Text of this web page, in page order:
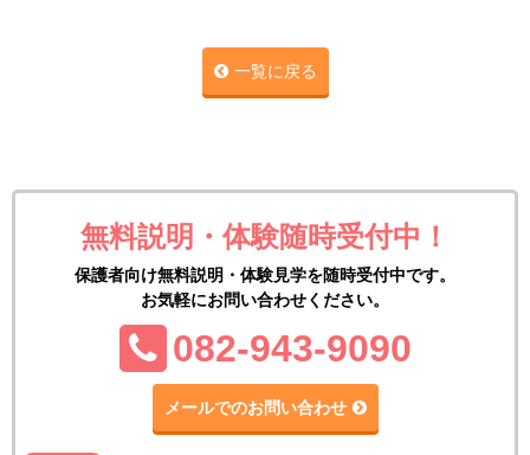
一覧に戻る
無料説明・体験随時受付中！
保護者向け無料説明・体験見学を随時受付中です。
お気軽にお問い合わせください。
TEL:
082-943-9090
メールでのお問い合わせ